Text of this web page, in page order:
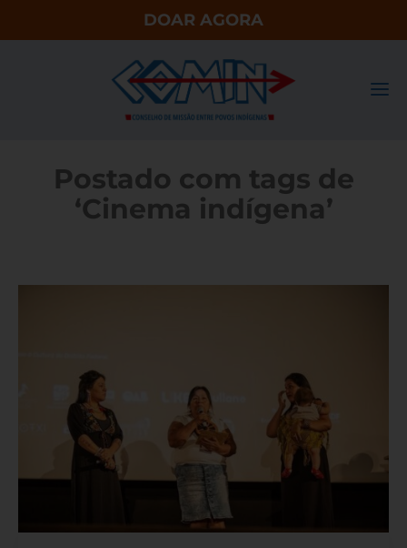
DOAR AGORA
Postado com tags de
‘Cinema indígena’